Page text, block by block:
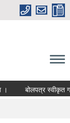
बोलपत्र स्वीकृत